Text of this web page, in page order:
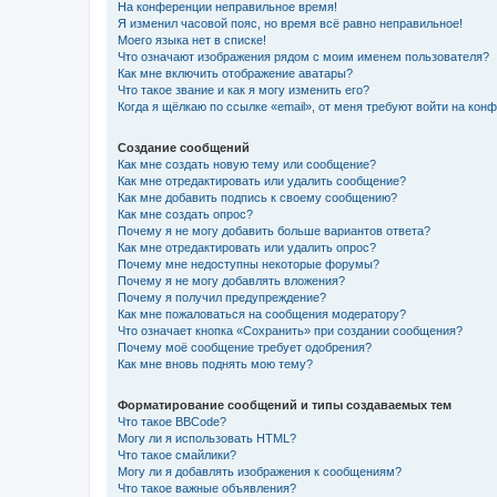
На конференции неправильное время!
Я изменил часовой пояс, но время всё равно неправильное!
Моего языка нет в списке!
Что означают изображения рядом с моим именем пользователя?
Как мне включить отображение аватары?
Что такое звание и как я могу изменить его?
Когда я щёлкаю по ссылке «email», от меня требуют войти на
Создание сообщений
Как мне создать новую тему или сообщение?
Как мне отредактировать или удалить сообщение?
Как мне добавить подпись к своему сообщению?
Как мне создать опрос?
Почему я не могу добавить больше вариантов ответа?
Как мне отредактировать или удалить опрос?
Почему мне недоступны некоторые форумы?
Почему я не могу добавлять вложения?
Почему я получил предупреждение?
Как мне пожаловаться на сообщения модератору?
Что означает кнопка «Сохранить» при создании сообщения?
Почему моё сообщение требует одобрения?
Как мне вновь поднять мою тему?
Форматирование сообщений и типы создаваемых тем
Что такое BBCode?
Могу ли я использовать HTML?
Что такое смайлики?
Могу ли я добавлять изображения к сообщениям?
Что такое важные объявления?